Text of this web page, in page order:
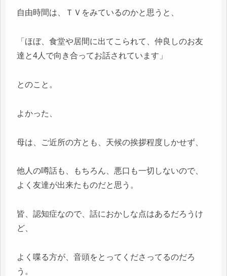
自由時間は、ＴＶをみているのかと思うと、
「ほぼ、食堂や居間に出てこられて、仲良しのお友
達と4人で向き合ってお話されています」
とのこと。
よかった、
母は、ご近所の方とも、天候の挨拶程度しかせず、
他人の噂話も、もちろん、悪口も一切しないので、
よく友達が出来たものだと思う。
皆、認知症なので、話におかしな点はあるだろうけ
ど、
よく喋る方が、音頭をとってくださってるのだろ
う。